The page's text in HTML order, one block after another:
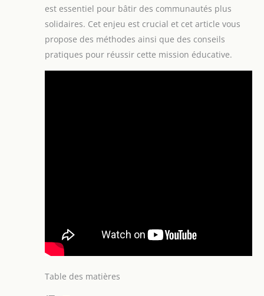
est essentiel pour bâtir des communautés plus
solidaires. Cet enjeu est crucial et cet article vous
propose des méthodes ainsi que des conseils
pratiques pour réussir cette mission éducative.
Table des matières